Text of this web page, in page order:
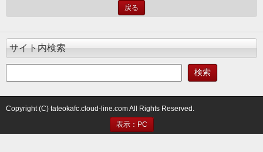
戻る
サイト内検索
Copyright (C) tateokafc.cloud-line.com All Rights Reserved.
表示：PC